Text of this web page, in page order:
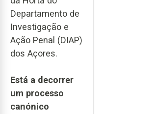
Departamento de
Investigação e
Ação Penal (DIAP)
dos Açores.
Está a decorrer
um processo
canónico